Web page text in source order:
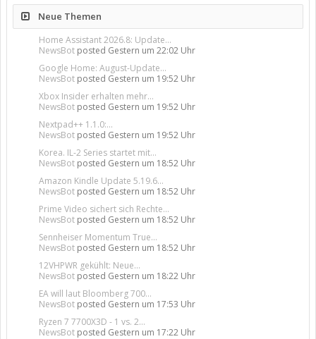
Neue Themen
Home Assistant 2026.8: Update...
NewsBot posted Gestern um 22:02 Uhr
Google Home: August-Update...
NewsBot posted Gestern um 19:52 Uhr
Xbox Insider erhalten mehr...
NewsBot posted Gestern um 19:52 Uhr
Nextpad++ 1.1.0:...
NewsBot posted Gestern um 19:52 Uhr
Korea. IL-2 Series startet mit...
NewsBot posted Gestern um 18:52 Uhr
Amazon Kindle Update 5.19.6...
NewsBot posted Gestern um 18:52 Uhr
Prime Video sichert sich Rechte...
NewsBot posted Gestern um 18:52 Uhr
Sennheiser Momentum True...
NewsBot posted Gestern um 18:52 Uhr
12VHPWR gekühlt: Neue...
NewsBot posted Gestern um 18:22 Uhr
EA will laut Bloomberg 700...
NewsBot posted Gestern um 17:53 Uhr
Ryzen 7 7700X3D - 1 vs. 2...
NewsBot posted Gestern um 17:22 Uhr